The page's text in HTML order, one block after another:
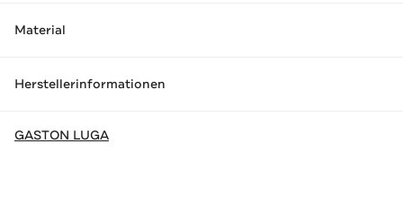
Material
Herstellerinformationen
GASTON LUGA